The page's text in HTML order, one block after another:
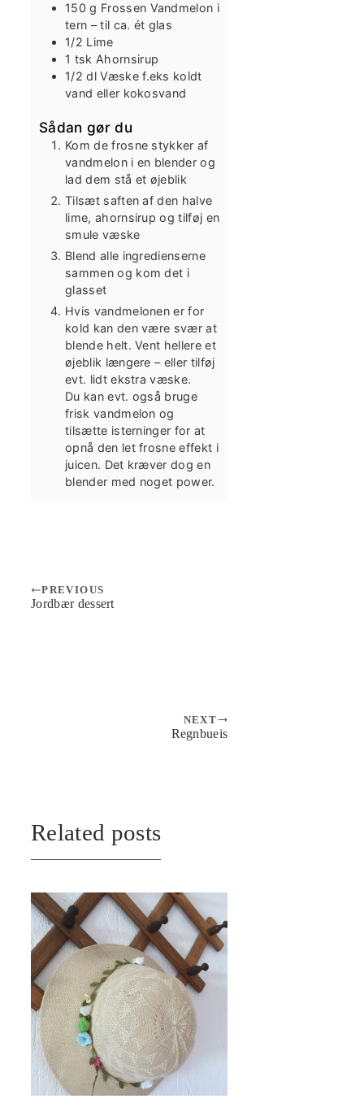
150 g Frossen Vandmelon i
tern – til ca. ét glas
1/2 Lime
1 tsk Ahornsirup
1/2 dl Væske f.eks koldt
vand eller kokosvand
Sådan gør du
Kom de frosne stykker af
vandmelon i en blender og
lad dem stå et øjeblik
Tilsæt saften af den halve
lime, ahornsirup og tilføj en
smule væske
Blend alle ingredienserne
sammen og kom det i
glasset
Hvis vandmelonen er for
kold kan den være svær at
blende helt. Vent hellere et
øjeblik længere – eller tilføj
evt. lidt ekstra væske.
Du kan evt. også bruge
frisk vandmelon og
tilsætte isterninger for at
opnå den let frosne effekt i
juicen. Det kræver dog en
blender med noget power.
PREVIOUS
Jordbær dessert
NEXT
Regnbueis
Related posts